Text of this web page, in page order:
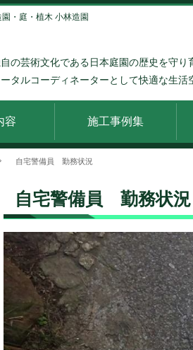
・庭・植木 小林造園
の芸術文化である日本庭園の歴史を守り
タルコーディネーターとして快適な生活
容 施工事例集
自宅警備員 勤務状況
自宅警備員 勤務状況